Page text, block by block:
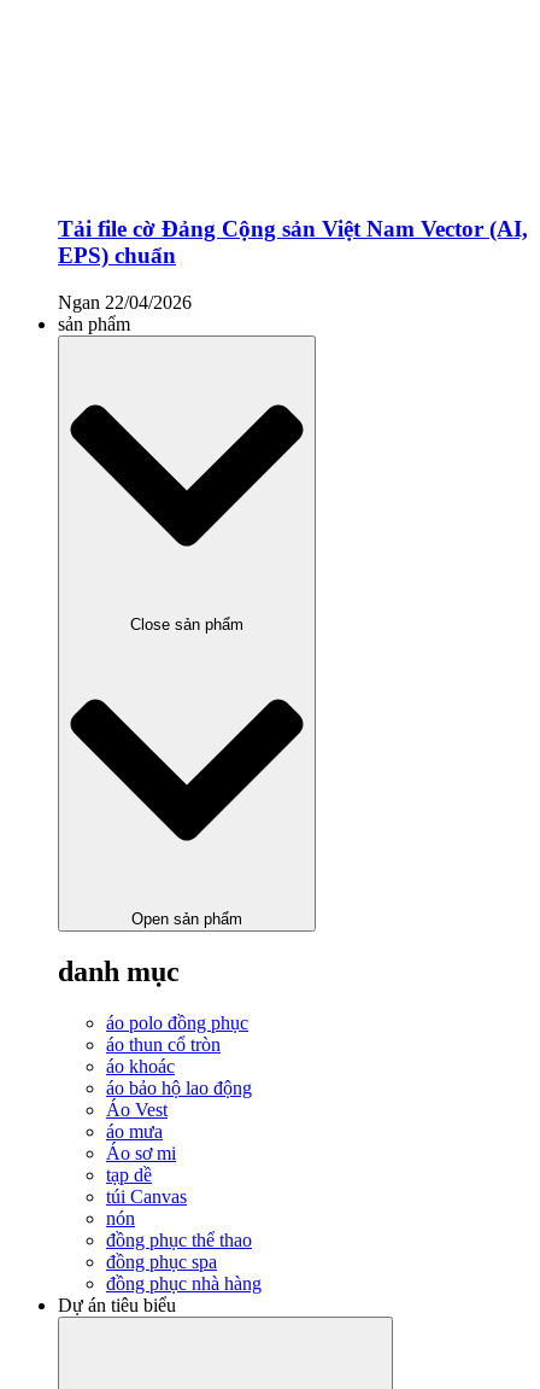
Tải file cờ Đảng Cộng sản Việt Nam Vector (AI,
EPS) chuẩn
Ngan 22/04/2026
sản phẩm
Close sản phẩm
Open sản phẩm
danh mục
áo polo đồng phục
áo thun cổ tròn
áo khoác
áo bảo hộ lao động
Áo Vest
áo mưa
Áo sơ mi
tạp dề
túi Canvas
nón
đồng phục thể thao
đồng phục spa
đồng phục nhà hàng
Dự án tiêu biểu